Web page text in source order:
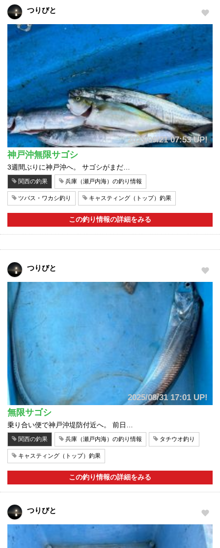
つりびと
2025/09/21 07:53 UP!
神戸沖無限サゴシ
3週間ぶりに神戸沖へ。 サゴシがまだ…
関西の釣果 兵庫（瀬戸内海）の釣り情報
ツバス・ワカシ釣り キャスティング（トップ）釣果
この釣り情報の詳細をみる
つりびと
2025/08/31 17:01 UP!
無限サゴシ
乗り合い便で神戸沖堤防付近へ。 前日…
関西の釣果 兵庫（瀬戸内海）の釣り情報 タチウオ釣り
キャスティング（トップ）釣果
この釣り情報の詳細をみる
つりびと